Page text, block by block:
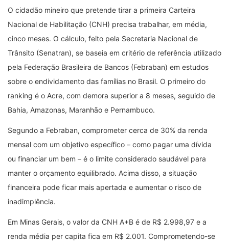
O cidadão mineiro que pretende tirar a primeira Carteira
Nacional de Habilitação (CNH) precisa trabalhar, em média,
cinco meses. O cálculo, feito pela Secretaria Nacional de
Trânsito (Senatran), se baseia em critério de referência utilizado
pela Federação Brasileira de Bancos (Febraban) em estudos
sobre o endividamento das famílias no Brasil. O primeiro do
ranking é o Acre, com demora superior a 8 meses, seguido de
Bahia, Amazonas, Maranhão e Pernambuco.
Segundo a Febraban, comprometer cerca de 30% da renda
mensal com um objetivo específico – como pagar uma dívida
ou financiar um bem – é o limite considerado saudável para
manter o orçamento equilibrado. Acima disso, a situação
financeira pode ficar mais apertada e aumentar o risco de
inadimplência.
Em Minas Gerais, o valor da CNH A+B é de R$ 2.998,97 e a
renda média per capita fica em R$ 2.001. Comprometendo-se